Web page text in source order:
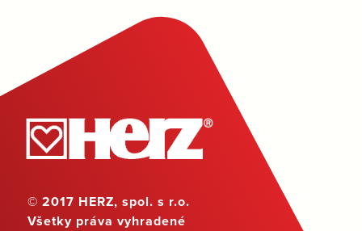
© 2017 HERZ, spol. s r.o.
Všetky práva vyhradené